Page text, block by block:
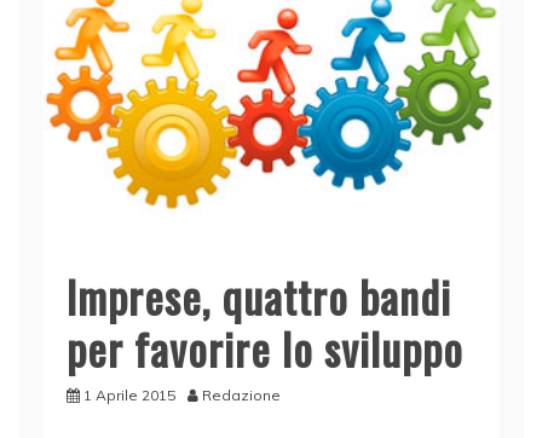
Imprese, quattro bandi
per favorire lo sviluppo
1 Aprile 2015 Redazione